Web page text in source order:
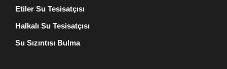
Etiler Su Tesisatçısı
Halkalı Su Tesisatçısı
Su Sızıntısı Bulma